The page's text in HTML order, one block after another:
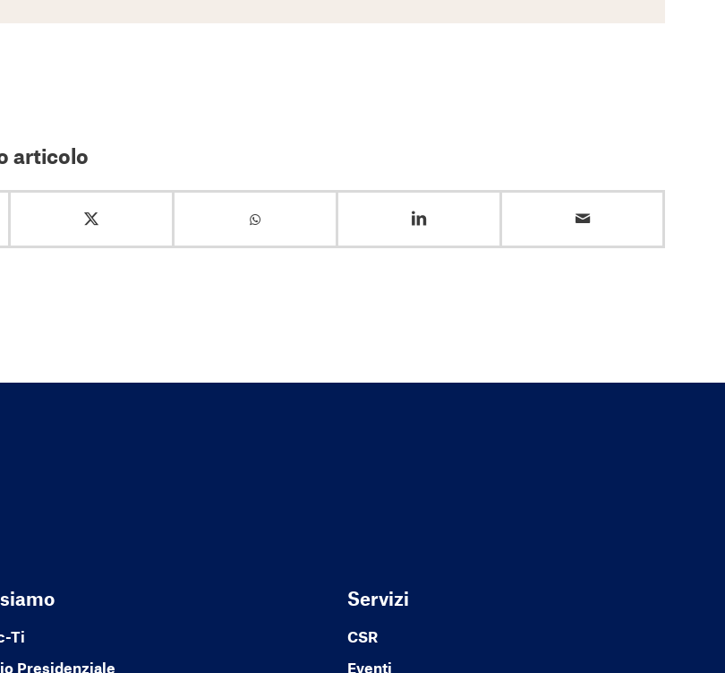
articolo
Ti
Presidenziale
Servizi
CSR
Eventi